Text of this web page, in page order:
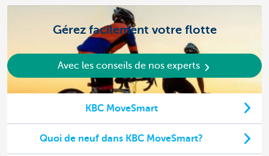
Gérez facilement votre flotte
Avec les conseils de nos experts
KBC MoveSmart
Quoi de neuf dans KBC MoveSmart?